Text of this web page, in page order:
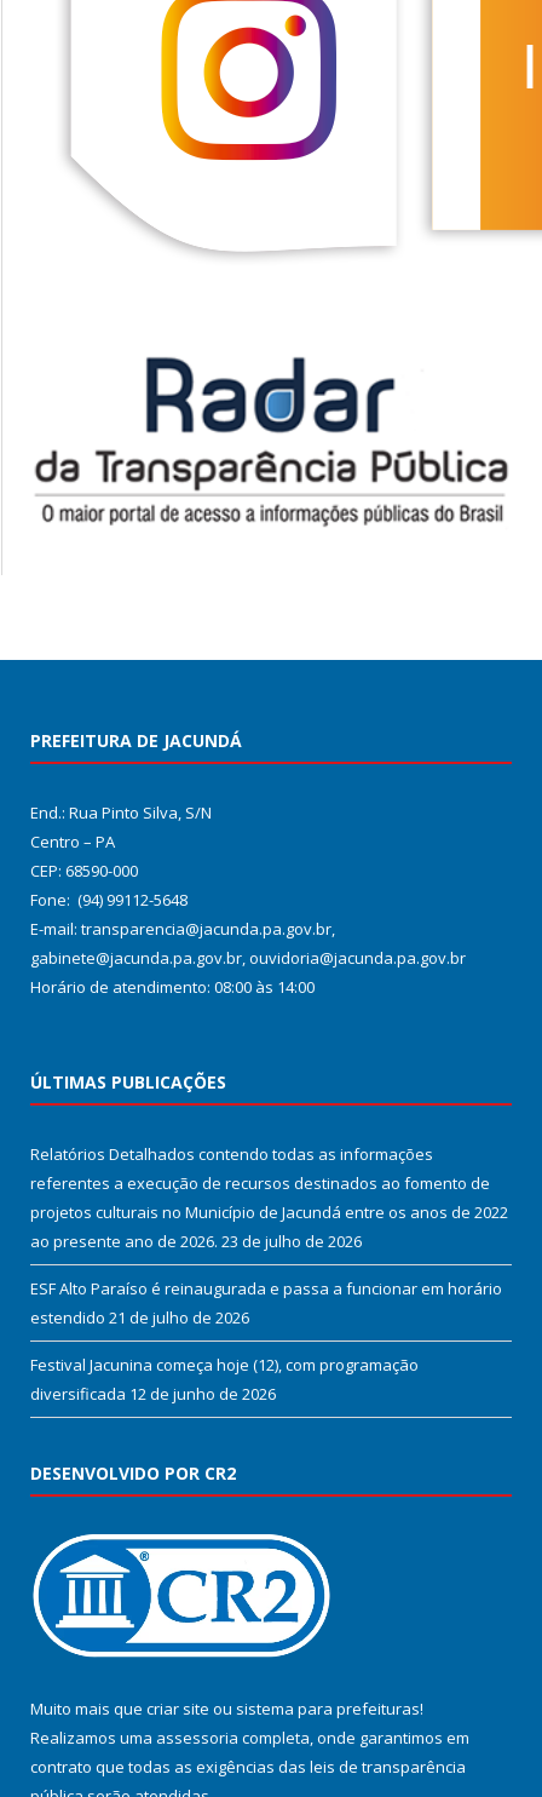
PREFEITURA DE JACUNDÁ
End.: Rua Pinto Silva, S/N
Centro – PA
CEP: 68590-000
Fone: (94) 99112-5648
E-mail: transparencia@jacunda.pa.gov.br,
gabinete@jacunda.pa.gov.br, ouvidoria@jacunda.pa.gov.br
Horário de atendimento: 08:00 às 14:00
ÚLTIMAS PUBLICAÇÕES
Relatórios Detalhados contendo todas as informações
referentes a execução de recursos destinados ao fomento de
projetos culturais no Município de Jacundá entre os anos de 2022
ao presente ano de 2026. 23 de julho de 2026
ESF Alto Paraíso é reinaugurada e passa a funcionar em horário
estendido 21 de julho de 2026
Festival Jacunina começa hoje (12), com programação
diversificada 12 de junho de 2026
DESENVOLVIDO POR CR2
Muito mais que criar site ou sistema para prefeituras!
Realizamos uma assessoria completa, onde garantimos em
contrato que todas as exigências das leis de transparência